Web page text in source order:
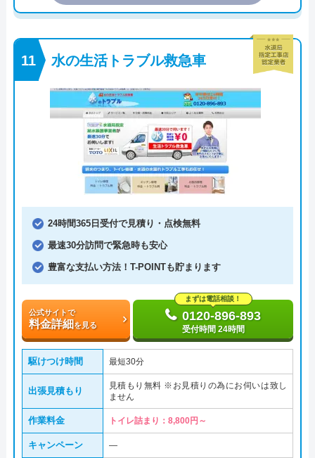
水の生活トラブル救急車
24時間365日受付で見積り・点検無料
最速30分訪問で緊急時も安心
豊富な支払い方法！T-POINTも貯まります
公式サイトで
料金詳細を見る
まずは電話相談！
0120-896-893
受付時間 24時間
駆けつけ時間 最短30分
出張見積もり
見積もり無料 ※お見積りの為にお伺いは致し
ません
作業料金 トイレ詰まり：8,800円～
キャンペーン ―